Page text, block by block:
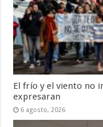
El frío y el viento no
expresaran
6 agosto, 2026